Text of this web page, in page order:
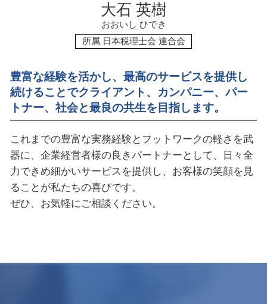
大石 英樹
おおいし ひでき
所属 日本税理士会 連合会
豊富な経験を活かし、最高のサービスを提供し
続けることでクライアント、カンパニー、パー
トナー、社会と最良の共生を目指します。
これまでの豊富な実務経験とフットワークの軽さを武
器に、企業経営者様の良きパートナーとして、日々全
力できめ細かいサービスを提供し、お客様の笑顔を見
ることが私たちの喜びです。
ぜひ、お気軽にご相談ください。